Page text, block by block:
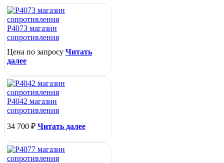
Р4073 магазин
сопротивления
Цена по запросу Читать
далее
Р4042 магазин
сопротивления
34 700 ₽ Читать далее